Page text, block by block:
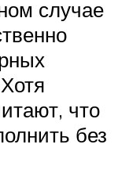
случае
что
без